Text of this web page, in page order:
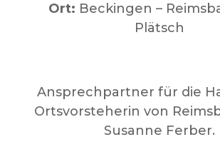
Ort: Beckingen –
Plätsch
Ansprechpartner für die
Ortsvorsteherin von
Susanne Ferber.